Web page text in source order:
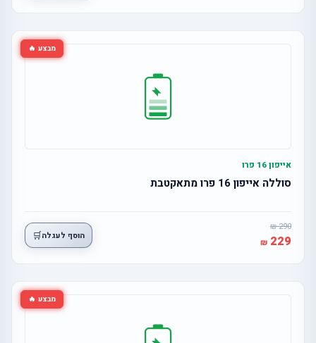
מבצע 🔥
אייפון 16 פרו
סוללה אייפון 16 פרו מתאקטבת
290
229 הוסף לעגלה🛒
מבצע 🔥